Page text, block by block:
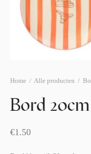
Home / Alle producten /
Bord
€1.50
& sweettable
& bijzettafels
deco
items